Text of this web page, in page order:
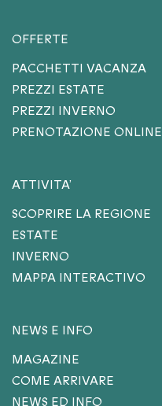
OFFERTE
PACCHETTI VACANZA
PREZZI ESTATE
PREZZI INVERNO
PRENOTAZIONE ONLINE
ATTIVITA’
SCOPRIRE LA REGIONE
ESTATE
INVERNO
MAPPA INTERACTIVO
NEWS E INFO
MAGAZINE
COME ARRIVARE
NEWS ED INFO